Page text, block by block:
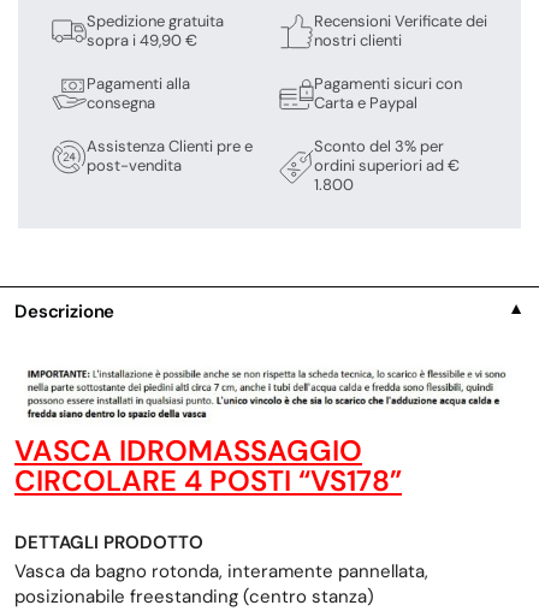
Spedizione gratuita
sopra i 49,90 €
Pagamenti alla
consegna
Assistenza Clienti pre e
post-vendita
Recensioni Verificate dei
nostri clienti
Pagamenti sicuri con
Carta e Paypal
Sconto del 3% per
ordini superiori ad €
1.800
Descrizione ▼
VASCA IDROMASSAGGIO
CIRCOLARE 4 POSTI “VS178”
DETTAGLI PRODOTTO
Vasca da bagno rotonda, interamente pannellata,
posizionabile freestanding (centro stanza)